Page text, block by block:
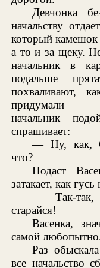
Девчонка
начальству
который камешок
а то и за щеку.
начальник в
подальше
похваливают,
придумали —
начальник
спрашивает:
— Ну, как,
что?
Подаст
затакает, как гусь
— Так-так,
старайся!
Васенка,
самой
Раз
все начальство